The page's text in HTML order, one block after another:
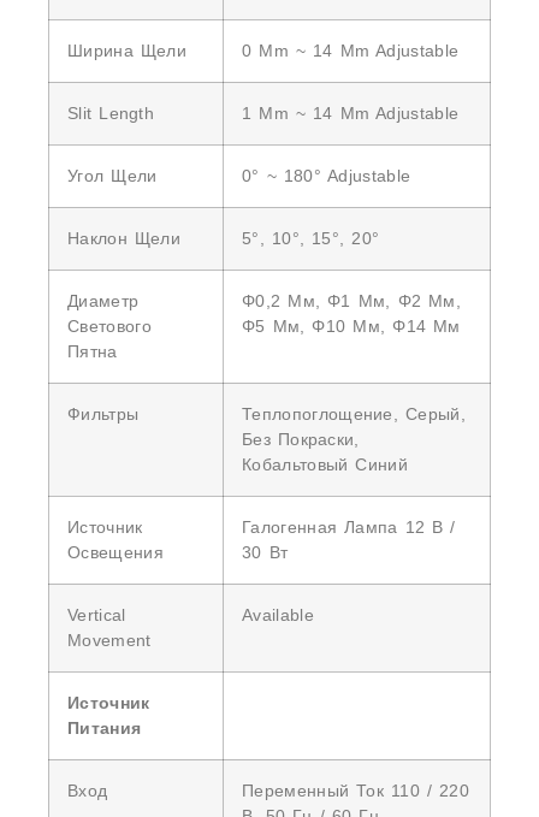
Ширина Щели 0 Mm ~ 14 Mm Adjustable
Slit Length 1 Mm ~ 14 Mm Adjustable
Угол Щели 0° ~ 180° Adjustable
Наклон Щели 5°, 10°, 15°, 20°
Диаметр
Светового
Пятна
Φ0,2 Мм, Φ1 Мм, Φ2 Мм,
Φ5 Мм, Φ10 Мм, Φ14 Мм
Фильтры
Теплопоглощение, Серый,
Без Покраски,
Кобальтовый Синий
Источник
Освещения
Галогенная Лампа 12 В /
30 Вт
Vertical
Movement
Available
Источник
Питания
Вход
Переменный Ток 110 / 220